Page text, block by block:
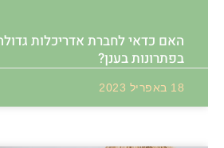
האם כדאי לחברת אדריכלות
בפתרונות בענן?
18 באפריל 2023